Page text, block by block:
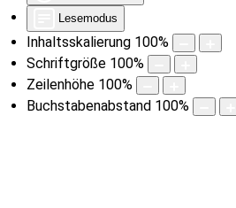
Lesemodus
Inhaltsskalierung 100%
Schriftgröße 100%
Zeilenhöhe 100%
Buchstabenabstand 100%